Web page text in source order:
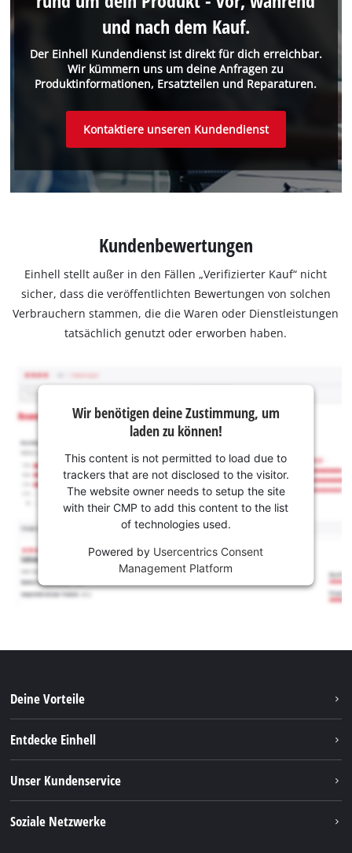
Der Einhell Kundendienst ist direkt für dich erreichbar.
Wir kümmern uns um deine Anfragen zu
Produktinformationen, Ersatzteilen und Reparaturen.
und nach dem Kauf.
Kontaktiere unseren Kundendienst
Kundenbewertungen
Einhell stellt außer in den Fällen „Verifizierter Kauf“ nicht
sicher, dass die veröffentlichten Bewertungen von solchen
Verbrauchern stammen, die die Waren oder Dienstleistungen
tatsächlich genutzt oder erworben haben.
Wir benötigen deine Zustimmung, um
laden zu können!
This content is not permitted to load due to
trackers that are not disclosed to the visitor.
The website owner needs to setup the site
with their CMP to add this content to the list
of technologies used.
Powered by Usercentrics Consent
Management Platform
Deine Vorteile
Entdecke Einhell
Nachhaltigkeit
Unser Kundenservice
Soziale Netzwerke